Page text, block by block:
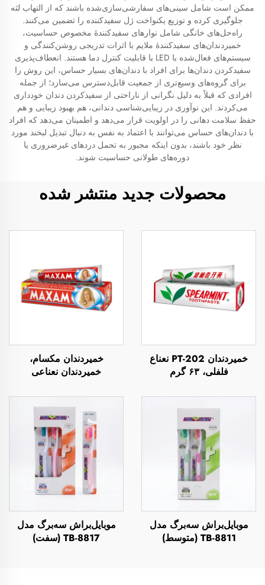
ممکن است شامل سینی‌های سفارشی‌سازی‌شده باشند که از التهاب لثه
جلوگیری کرده و توزیع یکنواخت ژل سفیدکننده را تضمین می‌کنند.
راه‌حل‌های خانگی شامل نوارهای سفیدکنندهٔ مخصوص حساسیت،
خمیردندان‌های سفیدکنندهٔ ملایم با اثرات تدریجی روشن‌کنندگی و
سیستم‌های فعال‌شده با LED با قابلیت کنترل دما هستند. انعطاف‌پذیری
سفیدکردن دندان‌ها برای افراد با دندان‌های بسیار حساس، این روش را
برای گروه‌های وسیع‌تری از جمعیت قابل‌دسترس می‌سازد؛ از جمله
افرادی که قبلاً به دلیل نگرانی از ناراحتی از سفیدکردن دندان خودداری
می‌کردند. این نوآوری در زیبایی‌شناسی دندانی، هم بهبود زیبایی و هم
حفظ سلامت دهانی را در اولویت قرار می‌دهد و اطمینان می‌دهد که افراد
با دندان‌های حساس می‌توانند با اعتماد به نفس به دنبال تبدیل لبخند مورد
نظر خود باشند، بدون اینکه مجبور به تحمل دردهای غیرضروری یا
دوره‌های طولانی حساسیت شوند.
محصولات جدید منتشر شده
خمیردندان PT-202 نعناع
فلفلی، ۶۳ گرم
خمیردندان مکسام،
خمیردندان نعناعی
موبایل‌براش سه‌برگ مدل
TB-8811 (متوسط)
موبایل‌براش سه‌برگ مدل
TB-8817 (سفت)